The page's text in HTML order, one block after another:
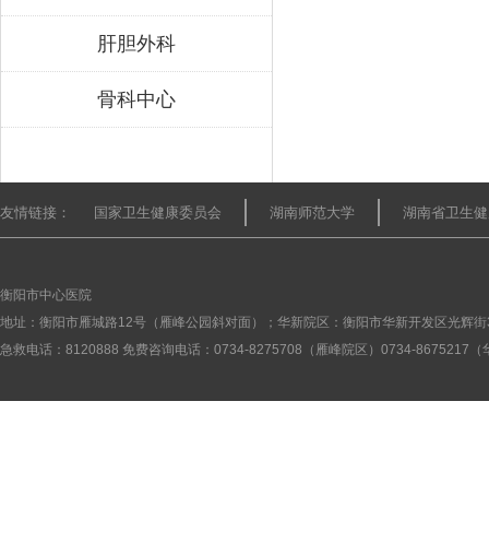
肝胆外科
骨科中心
友情链接： 国家卫生健康委员会 湖南师范大学 湖南省卫生
衡阳市中心医院
地址：衡阳市雁城路12号（雁峰公园斜对面）；华新院区：衡阳市华新开发区光辉
急救电话：8120888 免费咨询电话：0734-8275708（雁峰院区）0734-8675217（